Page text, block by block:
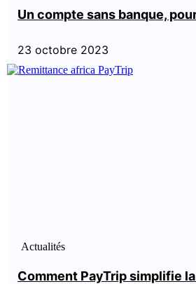
Un compte sans banque,
23 octobre 2023
Actualités
Comment PayTrip simplifie